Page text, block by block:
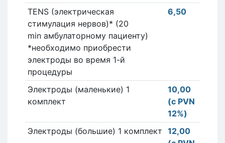
TENS (электрическая
стимулация нервов)* (20
min амбулаторному пациенту)
*необходимо приобрести
электроды во время 1-й
процедуры
6,50
Электроды (маленькие) 1
комплект
10,00
(с PVN
12%)
Электроды (большие) 1 комплект 12,00